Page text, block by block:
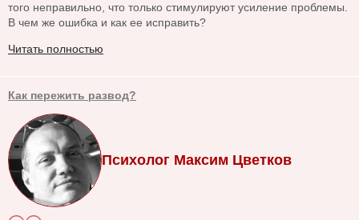
того неправильно, что только стимулируют усиление проблемы.
В чем же ошибка и как ее исправить?
Читать полностью
Как пережить развод?
Психолог Максим Цветков